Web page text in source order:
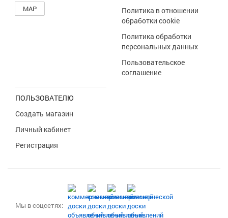
MAP
Политика в отношении
обработки cookie
Политика обработки
персональных данных
Пользовательское
соглашение
ПОЛЬЗОВАТЕЛЮ
Создать магазин
Личный кабинет
Регистрация
Мы в соцсетях: